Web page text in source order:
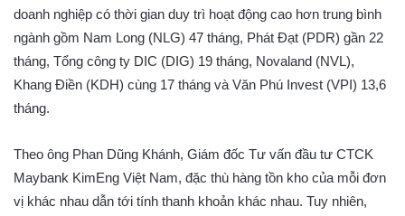
doanh nghiệp có thời gian duy trì hoạt động cao hơn trung bình
ngành gồm Nam Long (NLG) 47 tháng, Phát Đạt (PDR) gần 22
tháng, Tổng công ty DIC (DIG) 19 tháng, Novaland (NVL),
Khang Điền (KDH) cùng 17 tháng và Văn Phú Invest (VPI) 13,6
tháng.
Theo ông Phan Dũng Khánh, Giám đốc Tư vấn đầu tư CTCK
Maybank KimEng Việt Nam, đặc thù hàng tồn kho của mỗi đơn
vị khác nhau dẫn tới tính thanh khoản khác nhau. Tuy nhiên,